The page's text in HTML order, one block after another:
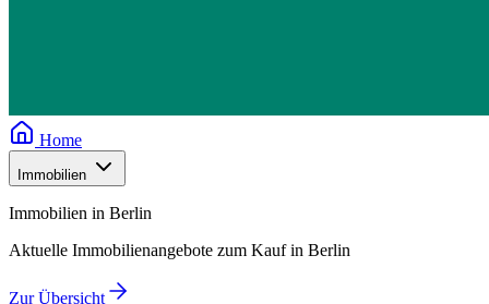
Home
Immobilien
Immobilien in Berlin
Aktuelle Immobilienangebote zum Kauf in Berlin
Zur Übersicht